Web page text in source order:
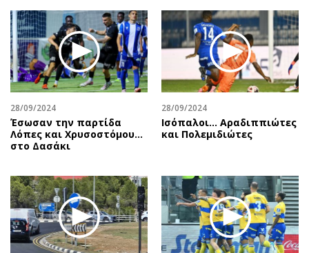
Μουσική
Εικαστικά
Βιβλίο
Χειρόγραφα
Uncut
Προσφορές
Προσωπικότητες στην ''Κ''
Επιστολές
28/09/2024
Έσωσαν την παρτίδα
Λόπες και Χρυσοστόμου…
στο Δασάκι
28/09/2024
Ισόπαλοι… Αραδιππιώτες
και Πολεμιδιώτες